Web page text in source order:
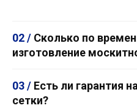
02 / Сколько по
изготовление
03 / Есть ли гарантия
сетки?